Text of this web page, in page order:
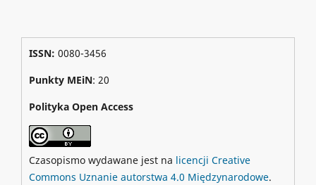
ISSN: 0080-3456
Punkty MEiN: 20
Polityka Open Access
Czasopismo wydawane jest na licencji Creative
Commons Uznanie autorstwa 4.0 Międzynarodowe.